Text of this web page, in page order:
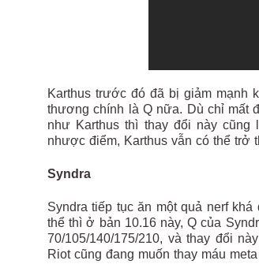
Karthus trước đó đã bị giảm mạnh
thương chính là Q nữa. Dù chỉ mất
như Karthus thì thay đổi này
nhược điểm, Karthus vẫn có thể trở
Syndra
Syndra tiếp tục ăn một quả nerf
thể thì ở bản 10.16 này, Q của
70/105/140/175/210, và thay đổi
Riot cũng đang muốn thay máu